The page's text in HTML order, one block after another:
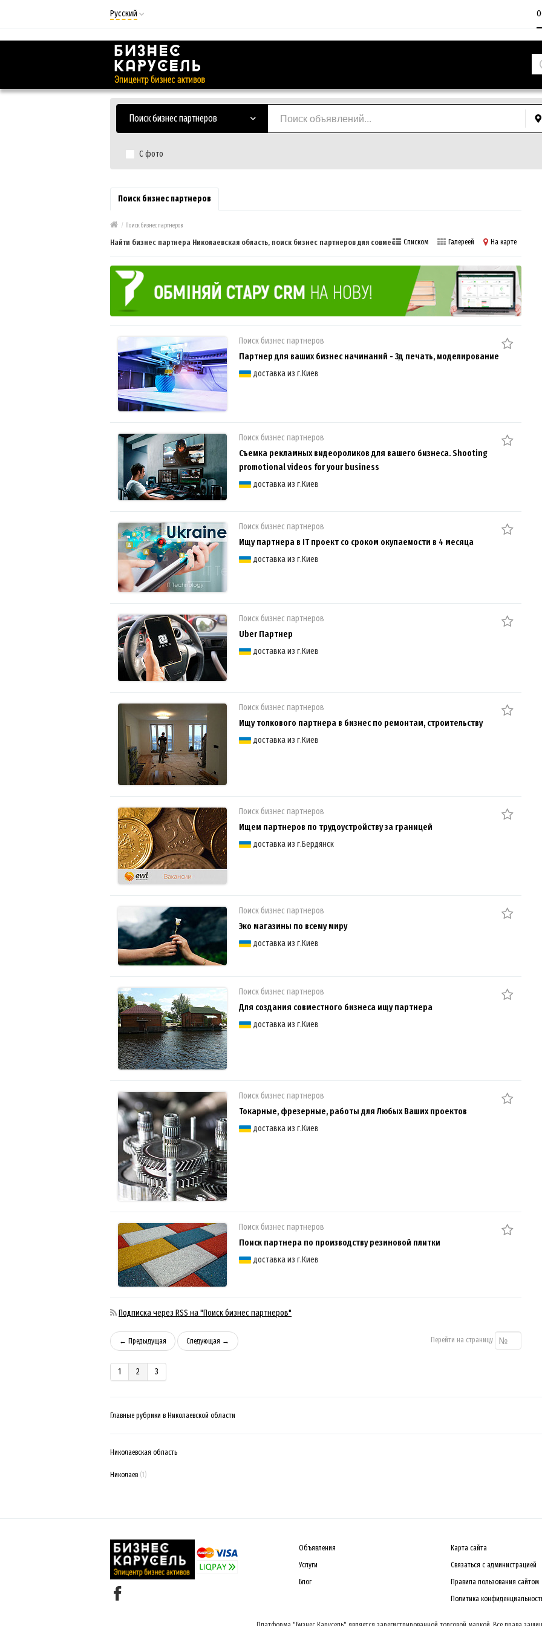
Русский
Русский
Українська
Поиск бизнес партнеров
С фото
Поиск бизнес партнеров
/ Поиск бизнес партнеров
Найти бизнес партнера Николаевская область, поиск бизнес партнеров для совместного бизнеса
Списком Галереей На карте
Поиск бизнес партнеров
Партнер для ваших бизнес начинаний - 3д печать, моделирование
доставка из г.Киев
Поиск бизнес партнеров
Съемка рекламных видеороликов для вашего бизнеса. Shooting
promotional videos for your business
доставка из г.Киев
Поиск бизнес партнеров
Ищу партнера в IT проект со сроком окупаемости в 4 месяца
доставка из г.Киев
Поиск бизнес партнеров
Uber Партнер
доставка из г.Киев
Поиск бизнес партнеров
Ищу толкового партнера в бизнес по ремонтам, строительству
доставка из г.Киев
Поиск бизнес партнеров
Ищем партнеров по трудоустройству за границей
доставка из г.Бердянск
Поиск бизнес партнеров
Эко магазины по всему миру
доставка из г.Киев
Поиск бизнес партнеров
Для создания совместного бизнеса ищу партнера
доставка из г.Киев
Поиск бизнес партнеров
Токарные, фрезерные, работы для Любых Ваших проектов
доставка из г.Киев
Поиск бизнес партнеров
Поиск партнера по производству резиновой плитки
доставка из г.Киев
Подписка через RSS на "Поиск бизнес партнеров"
← Предыдущая Следующая → Перейти на страницу
1 2 3
Главные рубрики в Николаевской области
Николаевская область
Николаев (1)
Объявления
Услуги
Блог
Карта сайта
Связаться с администрацией
Правила пользования сайтом
Политика